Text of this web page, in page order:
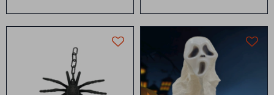
Araña con luz multicolor Colgantes de Halloween